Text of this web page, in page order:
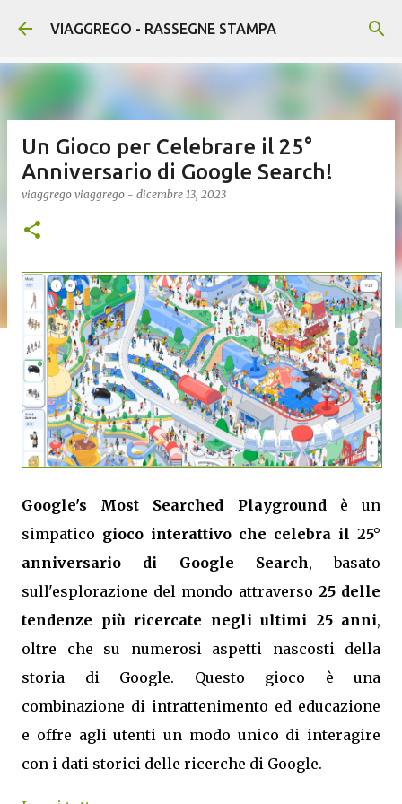
Passa ai contenuti principali
VIAGGREGO - RASSEGNE STAMPA
Un Gioco per Celebrare il 25°
Anniversario di Google Search!
viaggrego viaggrego - dicembre 13, 2023
Google's Most Searched Playgroundè un
simpatico gioco interattivo che celebra il 25°
anniversario di Google Search, basato
sull'esplorazione del mondo attraverso 25 delle
tendenze più ricercate negli ultimi 25 anni,
oltre che su numerosi aspetti nascosti della
storia di Google. Questo gioco è una
combinazione di intrattenimento ed educazione
e offre agli utenti un modo unico di interagire
con i dati storici delle ricerche di Google.